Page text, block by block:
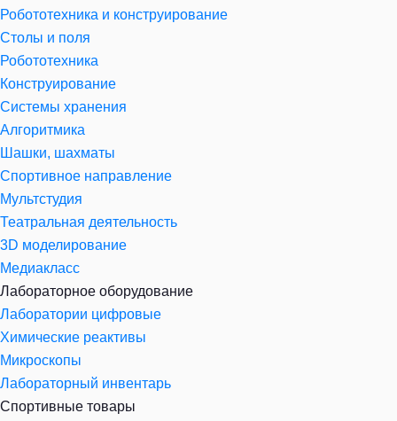
Робототехника и конструирование
Столы и поля
Робототехника
Конструирование
Системы хранения
Алгоритмика
Шашки, шахматы
Спортивное направление
Мультстудия
Театральная деятельность
3D моделирование
Медиакласс
Лабораторное оборудование
Лаборатории цифровые
Химические реактивы
Микроскопы
Лабораторный инвентарь
Спортивные товары